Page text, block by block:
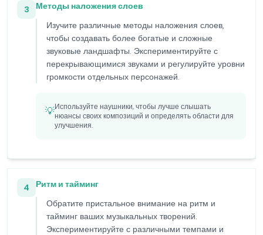
3
Методы наложения слоев
Изучите различные методы наложения слоев,
чтобы создавать более богатые и сложные
звуковые ландшафты. Экспериментируйте с
перекрывающимися звуками и регулируйте уровни
громкости отдельных персонажей.
💡Используйте наушники, чтобы лучше слышать
нюансы своих композиций и определять области для
улучшения.
4
Ритм и тайминг
Обратите пристальное внимание на ритм и
тайминг ваших музыкальных творений.
Экспериментируйте с различными темпами и